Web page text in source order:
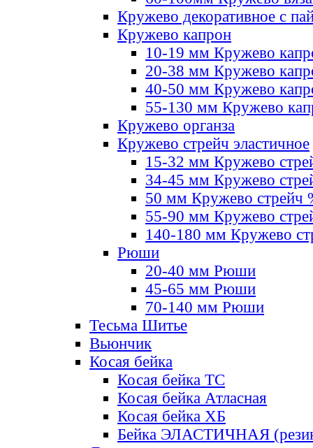
Кружево декоративное с
Кружево капрон
10-19 мм Кружево
20-38 мм Кружево
40-50 мм Кружево
55-130 мм Кружево
Кружево органза
Кружево стрейч эластичное
15-32 мм Кружево
34-45 мм Кружево
50 мм Кружево стрейч
55-90 мм Кружево
140-180 мм Кружево
Рюши
20-40 мм Рюши
45-65 мм Рюши
70-140 мм Рюши
Тесьма Шитье
Вьюнчик
Косая бейка
Косая бейка ТС
Косая бейка Атласная
Косая бейка ХБ
Бейка ЭЛАСТИЧНАЯ